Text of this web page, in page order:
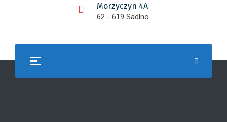
Morzyczyn 4A
62 - 619 Sadlno